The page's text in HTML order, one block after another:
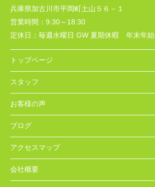
兵庫県加古川市平岡町土山５６－１
営業時間： 9:30～18:30
定休日： 毎週水曜日 GW 夏期休暇 年末年始
トップページ
スタッフ
お客様の声
ブログ
アクセスマップ
会社概要